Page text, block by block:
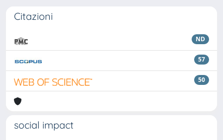
Citazioni
ND
57
50
social impact